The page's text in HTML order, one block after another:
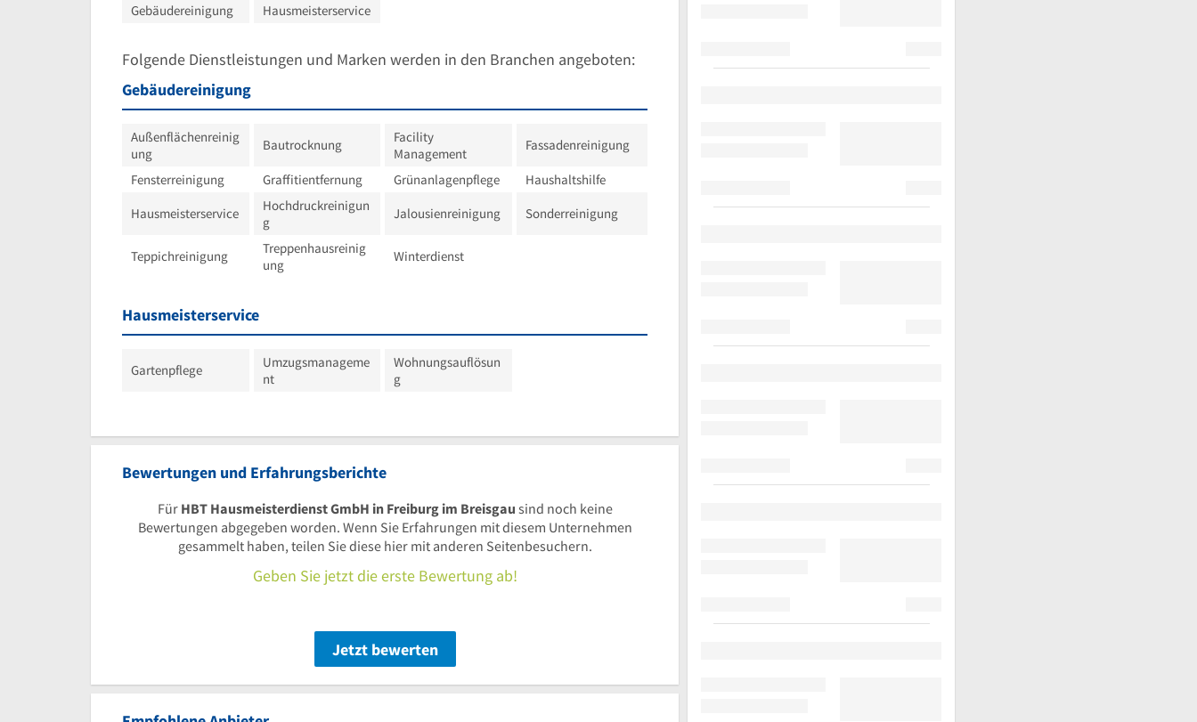
Gebäudereinigung Hausmeisterservice
Folgende Dienstleistungen und Marken werden in den Branchen angeboten:
Gebäudereinigung
Außenflächenreinig
ung
Bautrocknung
Facility
Management
Fassadenreinigung
Fensterreinigung Graffitientfernung Grünanlagenpflege Haushaltshilfe
Hausmeisterservice
Hochdruckreinigun
g
Jalousienreinigung Sonderreinigung
Teppichreinigung
Treppenhausreinig
ung
Winterdienst
Hausmeisterservice
Gartenpflege
Umzugsmanageme
nt
Wohnungsauflösun
g
Bewertungen und Erfahrungsberichte
Für HBT Hausmeisterdienst GmbH in Freiburg im Breisgau sind noch keine
Bewertungen abgegeben worden. Wenn Sie Erfahrungen mit diesem Unternehmen
gesammelt haben, teilen Sie diese hier mit anderen Seitenbesuchern.
Geben Sie jetzt die erste Bewertung ab!
Jetzt bewerten